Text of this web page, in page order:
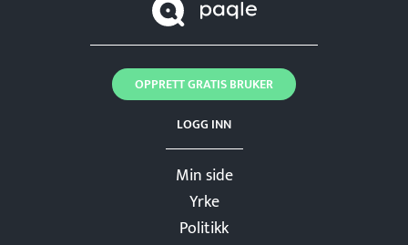
Min side
Yrke
Politikk
LOGG INN
OPPRETT GRATIS BRUKER